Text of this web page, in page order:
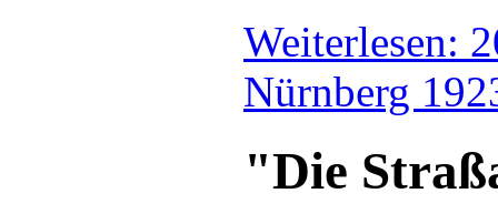
Weiterlesen:
Nürnberg
"Die